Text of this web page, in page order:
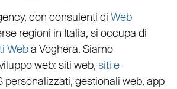
con consulenti di Web
regioni in Italia, si occupa di
Weba Voghera. Siamo
web: siti web, siti e-
personalizzati, gestionali web, app